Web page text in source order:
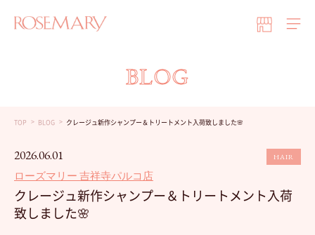
BLOG
TOP BLOG クレージュ新作シャンプー＆トリートメント入荷致しました🌸
2026.06.01
ローズマリー 吉祥寺パルコ店
HAIR
クレージュ新作シャンプー＆トリートメント入荷
致しました🌸